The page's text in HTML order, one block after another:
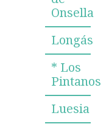
Onsella
Longás
* Los
Pintanos
Luesia